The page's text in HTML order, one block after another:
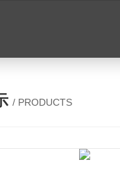
/ PRODUCTS